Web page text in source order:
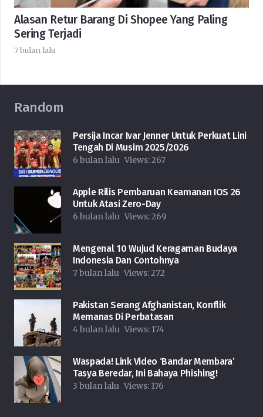
Alasan Retur Barang Di Shopee Yang Paling
Sering Terjadi
7 bulan lalu
Random
Persija Incar Ivar Jenner Untuk Perkuat Lini
Tengah Di Musim 2025/2026
6 bulan lalu Views:267
Apple Rilis Pembaruan Keamanan IOS 26
Untuk Atasi Zero-Day
6 bulan lalu Views:269
Mengenal 10 Wujud Keragaman Budaya
Indonesia Dan Contohnya
7 bulan lalu Views:272
Pakistan Serang Afghanistan, Konflik
Memanas Di Perbatasan
4 bulan lalu Views: 174
Waspada! Link Video ‘Bandar Membara’
Tasya Beredar, Ini Bahaya Phishing!
3 bulan lalu Views: 176